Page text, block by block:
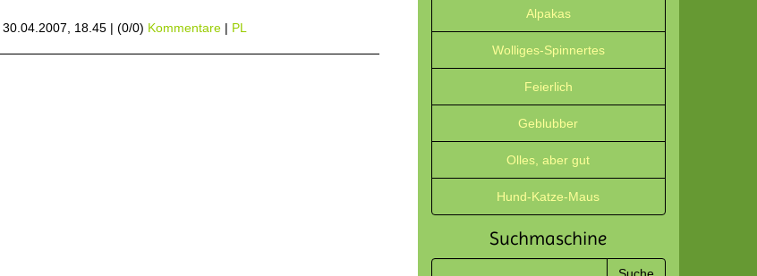
30.04.2007, 18.45| (0/0) Kommentare| PL
Alpakas
Wolliges-Spinnertes
Feierlich
Geblubber
Olles, aber gut
Hund-Katze-Maus
Suchmaschine